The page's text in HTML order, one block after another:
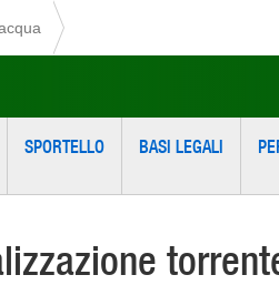
SPORTELLO BASI LEGALI